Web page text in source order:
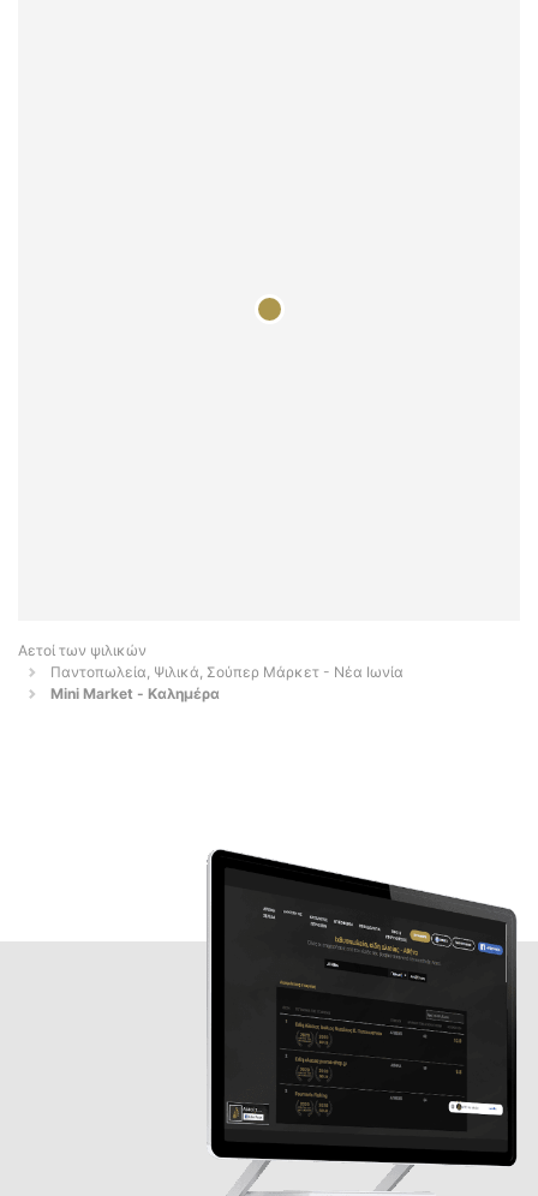
Αετοί των ψιλικών
Παντοπωλεία, Ψιλικά, Σούπερ Μάρκετ - Νέα Ιωνία
Mini Market - Καλημέρα